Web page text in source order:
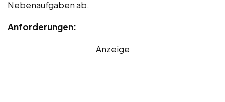
Nebenaufgaben ab.
Anforderungen:
Anzeige